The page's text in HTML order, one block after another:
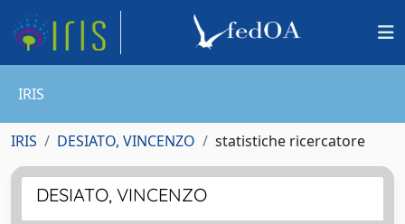
IRIS
IRIS DESIATO, VINCENZO statistiche ricercatore
DESIATO, VINCENZO